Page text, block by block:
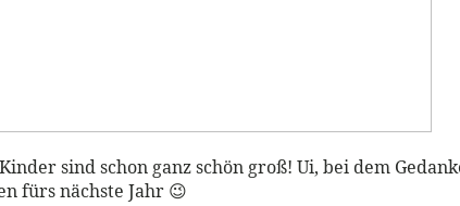
sind schon ganz schön groß! Ui, bei dem
fürs nächste Jahr 😉